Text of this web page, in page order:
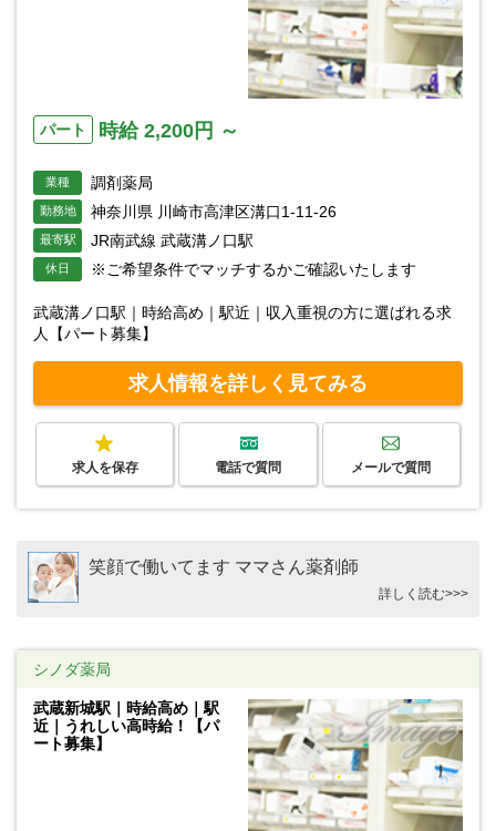
パート 時給 2,200円 ～
業種 調剤薬局
勤務地 神奈川県 川崎市高津区溝口1-11-26
最寄駅 JR南武線 武蔵溝ノ口駅
休日 ※ご希望条件でマッチするかご確認いたします
武蔵溝ノ口駅｜時給高め｜駅近｜収入重視の方に選ばれる求
人【パート募集】
求人情報を詳しく見てみる
求人を保存 電話で質問 メールで質問
笑顔で働いてます ママさん薬剤師
詳しく読む>>>
シノダ薬局
武蔵新城駅｜時給高め｜駅
近｜うれしい高時給！【パ
ート募集】